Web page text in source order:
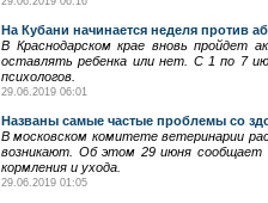
На Кубани начинается неделя против
В Краснодарском крае вновь пройдет
оставлять ребенка или нет. С 1 по 7
психологов.
29.06.2019 06:01
Названы самые частые проблемы со
В московском комитете ветеринарии
возникают. Об этом 29 июня сообщает
кормления и ухода.
29.06.2019 01:05